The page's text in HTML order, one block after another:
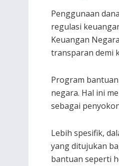
Penggunaan
regulasi
Keuangan
transparan demi
Program
negara. Hal ini
sebagai
Lebih spesifik,
yang ditujukan
bantuan seperti